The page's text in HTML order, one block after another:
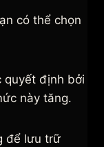
có thể chọn
quyết định bởi
này tăng.
để lưu trữ